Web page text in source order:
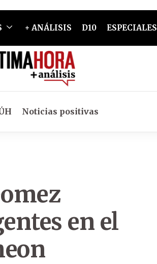
+ ANÁLISIS D10 ESPECIALES
Noticias positivas
en el